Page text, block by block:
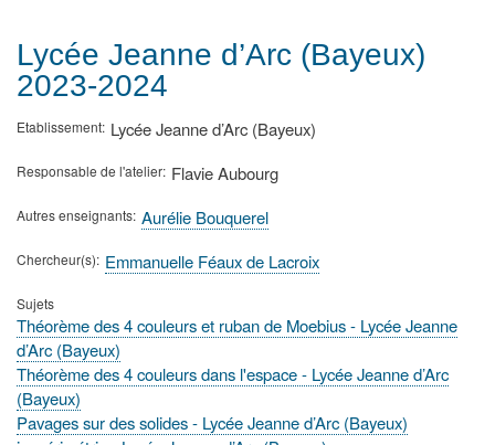
d'Ariane
Lycée Jeanne d’Arc (Bayeux)
2023-2024
Etablissement Lycée Jeanne d’Arc (Bayeux)
Responsable de l'atelier Flavie Aubourg
Autres enseignants Aurélie Bouquerel
Chercheur(s) Emmanuelle Féaux de Lacroix
Sujets
Théorème des 4 couleurs et ruban de Moebius - Lycée Jeanne
d’Arc (Bayeux)
Théorème des 4 couleurs dans l'espace - Lycée Jeanne d’Arc
(Bayeux)
Pavages sur des solides - Lycée Jeanne d’Arc (Bayeux)